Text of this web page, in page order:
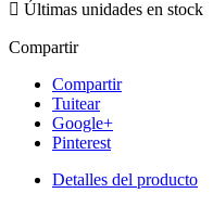
 Últimas unidades en stock
Compartir
Compartir
Tuitear
Google+
Pinterest
Detalles del producto